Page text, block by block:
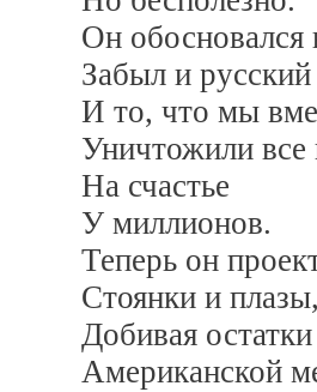
Он
Забыл и
И то, что мы
Уничтожили
На счастье
У миллионов.
Теперь он
Стоянки и плазы,
Добивая остатки
Американской